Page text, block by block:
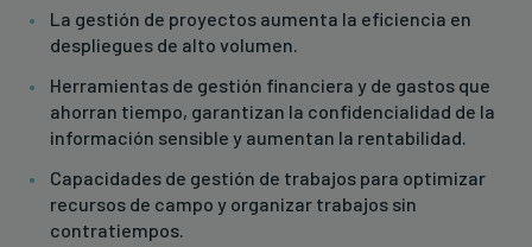
La gestión de proyectos aumenta la eficiencia en
despliegues de alto volumen.
Herramientas de gestión financiera y de gastos que
ahorran tiempo, garantizan la confidencialidad de la
información sensible y aumentan la rentabilidad.
Capacidades de gestión de trabajos para optimizar
recursos de campo y organizar trabajos sin
contratiempos.